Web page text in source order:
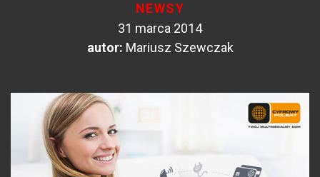
NEWSY
31 marca 2014
autor: Mariusz Szewczak